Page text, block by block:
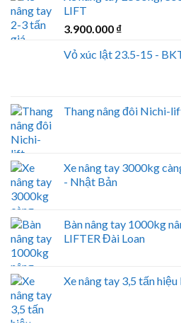
LIFT
3.900.000 ₫
Vỏ xúc lật 23.5-15 -
Thang nâng đôi Nichi-
Xe nâng tay 3000kg
- Nhật Bản
Bàn nâng tay 1000kg
LIFTER Đài Loan
Xe nâng tay 3,5 tấn